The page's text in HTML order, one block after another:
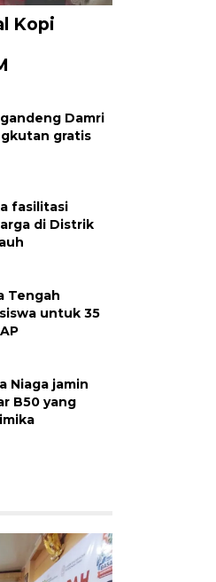
Kopi
Damri
gratis
fasilitasi
di Distrik
Tengah
untuk 35
Niaga jamin
B50 yang